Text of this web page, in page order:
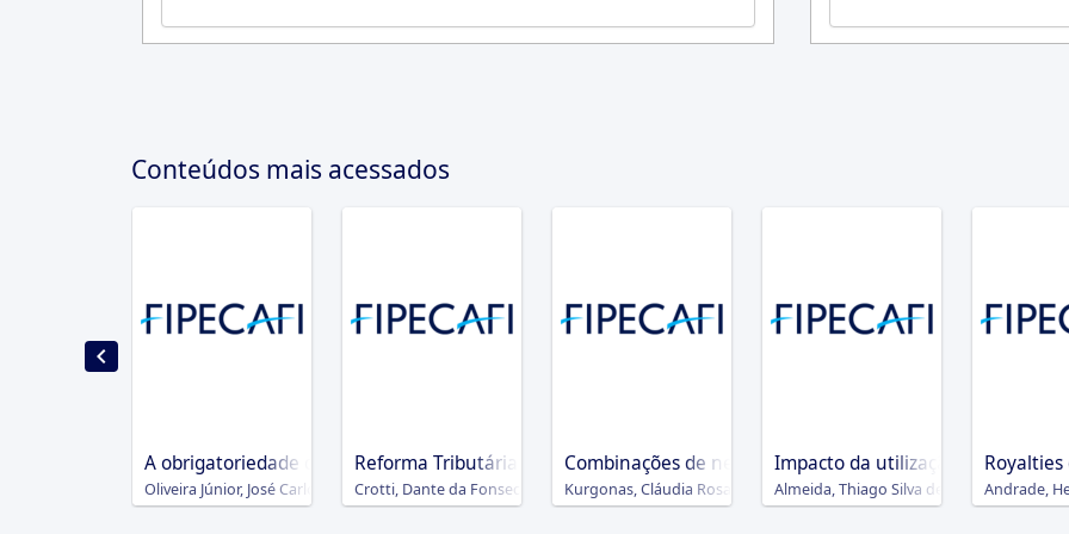
Conteúdos mais acessados
A obrigatoriedade da divulgação do nível de materialidade
Oliveira Júnior, José Carlos Ramos de (José Carlos Ramos de Oliveira Júnior), Mestre, 02/03/2023
Reforma Tributária no Brasil : impacto econômico dos custos regulatórios nas
Crotti, Dante da Fonseca, Mestre, 18/08/2025
Combinações de negócios no Brasil : goodwill, aspectos
Kurgonas, Cláudia Rosa
Impacto da utilização de
Almeida, Thiago Silva de, Mestre, 27/08/
Royalties
Andrade,